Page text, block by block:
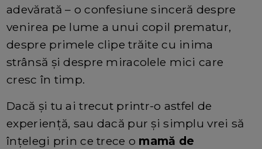
adevărată – o confesiune sinceră despre
venirea pe lume a unui copil prematur,
despre primele clipe trăite cu inima
strânsă și despre miracolele mici care
cresc în timp.
Dacă și tu ai trecut printr-o astfel de
experiență, sau dacă pur și simplu vrei să
înțelegi prin ce trece o mamă de